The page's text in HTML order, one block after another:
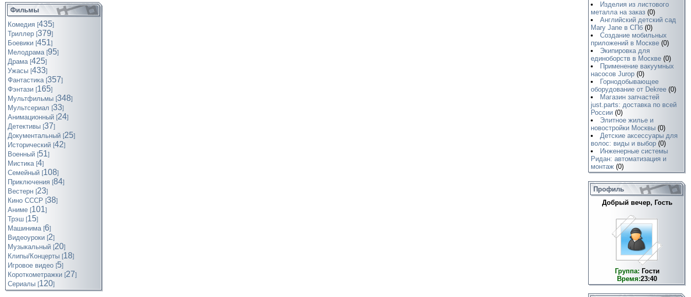
Фильмы
Комедия [435]
Триллер [379]
Боевики [451]
Мелодрама [95]
Драма [425]
Ужасы [433]
Фантастика [357]
Фэнтази [165]
Мультфильмы [348]
Мультсериал [33]
Анимационный [24]
Детективы [37]
Документальный [25]
Исторический [42]
Военный [51]
Мистика [4]
Семейный [108]
Приключения [84]
Вестерн [23]
Кино СССР [38]
Аниме [101]
Трэш [15]
Машинима [6]
Видеоуроки [2]
Музыкальный [20]
Клипы/Концерты [18]
Игровое видео [5]
Короткометражки [27]
Cериалы [120]
Изделия из листового
металла на заказ (0)
Английский детский сад
Mary Jane в СПб (0)
Создание мобильных
приложений в Москве (0)
Экипировка для
единоборств в Москве (0)
Применение вакуумных
насосов Jurop (0)
Горнодобывающее
оборудование от Dekree (0)
Магазин запчастей
just.parts: доставка по всей
России (0)
Элитное жилье и
новостройки Москвы (0)
Детские аксессуары для
волос: виды и выбор (0)
Инженерные системы
Ридан: автоматизация и
монтаж (0)
Профиль
Добрый вечер, Гость
Группа: Гости
Время:23:40